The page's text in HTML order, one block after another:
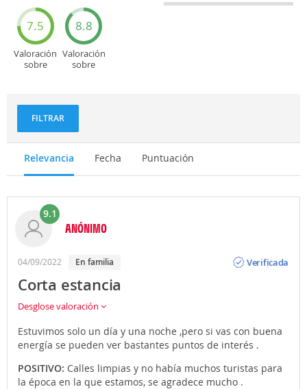
turísticos
7.5
Valoración
sobre
8.8
Valoración
sobre
FILTRAR
Relevancia Fecha Puntuación
9.1
ANÓNIMO
04/09/2022 En familia
Verificada
Corta estancia
Desglose valoración
Estuvimos solo un día y una noche ,pero si vas con buena
energía se pueden ver bastantes puntos de interés .
POSITIVO: Calles limpias y no había muchos turistas para
la época en la que estamos, se agradece mucho .